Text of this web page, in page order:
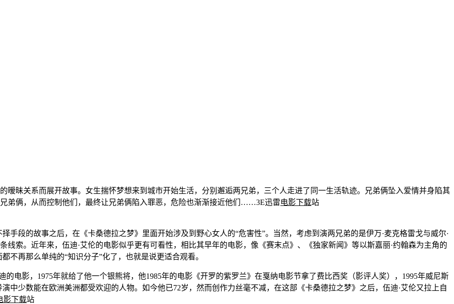
昧关系而展开故事。女生揣怀梦想来到城市开始生活，分别邂逅两兄弟，三个人走进了同一生活轨迹。兄弟俩坠入爱情并身陷其
弟俩，从而控制他们，最终让兄弟俩陷入罪恶，危险也渐渐接近他们……3E迅雷电影下载站
段的故事之后，在《卡桑德拉之梦》里面开始涉及到野心女人的“危害性”。当然，考虑到演两兄弟的是伊万·麦克格雷戈与威尔·
线索。近年来，伍迪·艾伦的电影似乎更有可看性，相比其早年的电影，像《赛末点》、《独家新闻》等以斯嘉丽·约翰森为主角的
不再那么单纯的“知识分子”化了，也就是说更适合观看。
电影，1975年就给了他一个银熊将，他1985年的电影《开罗的紫罗兰》在戛纳电影节拿了费比西奖（影评人奖），1995年威尼斯
中少数能在欧洲美洲都受欢迎的人物。如今他已72岁，然而创作力丝毫不减，在这部《卡桑德拉之梦》之后，伍迪·艾伦又拉上自
影下载站